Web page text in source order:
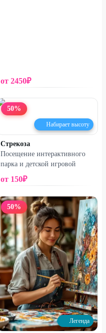
от 2450₽
50%
Набирает высоту
Стрекоза
Посещение интерактивного
парка и детской игровой
от 150₽
50%
Легенда